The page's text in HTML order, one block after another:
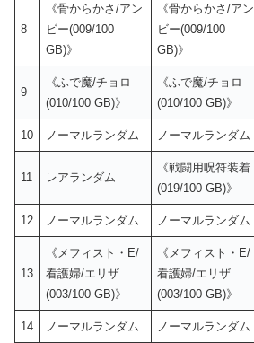
8
《骨からかさ/アン
ビー(009/100
GB)》
《骨からかさ/アン
ビー(009/100
GB)》
9
《ふで魔/チョロ
(010/100 GB)》
《ふで魔/チョロ
(010/100 GB)》
10 ノーマルランダム ノーマルランダム
11 レアランダム
《戦闘用呪符装着
(019/100 GB)》
12 ノーマルランダム ノーマルランダム
13
《メフィスト・E/
看護婦/エリザ
(003/100 GB)》
《メフィスト・E/
看護婦/エリザ
(003/100 GB)》
14 ノーマルランダム ノーマルランダム